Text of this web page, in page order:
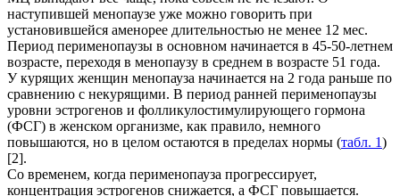
наступившей менопаузе уже можно говорить при
установившейся аменорее длительностью не менее 12 мес.
Период перименопаузы в основном начинается в 45-50-летнем
возрасте, переходя в менопаузу в среднем в возрасте 51 года.
У курящих женщин менопауза начинается на 2 года раньше по
сравнению с некурящими. В период ранней перименопаузы
уровни эстрогенов и фолликулостимулирующего гормона
(ФСГ) в женском организме, как правило, немного
повышаются, но в целом остаются в пределах нормы (табл. 1)
[2].
Со временем, когда перименопауза прогрессирует,
концентрация эстрогенов снижается, а ФСГ повышается.